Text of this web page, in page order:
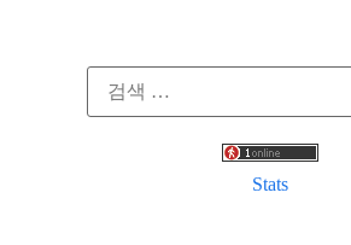
검
색:
Stats